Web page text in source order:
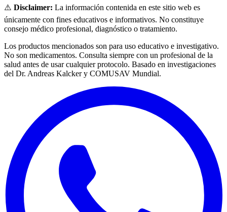
⚠️ Disclaimer: La información contenida en este sitio web es
únicamente con fines educativos e informativos. No constituye
consejo médico profesional, diagnóstico o tratamiento.
Los productos mencionados son para uso educativo e investigativo.
No son medicamentos. Consulta siempre con un profesional de la
salud antes de usar cualquier protocolo. Basado en investigaciones
del Dr. Andreas Kalcker y COMUSAV Mundial.